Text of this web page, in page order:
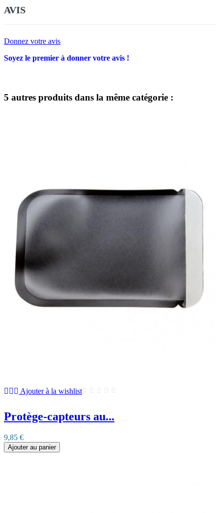
AVIS
Donnez votre avis
Soyez le premier à donner votre avis !
5 autres produits dans la même catégorie :
Ajouter à la wishlist
Protège-capteurs au...
9,85 €
Ajouter au panier